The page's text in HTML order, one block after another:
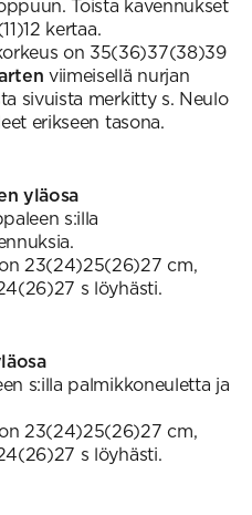
Toista kavennukset
kertaa.
on 35(36)37(38)39
viimeisellä nurjan
sivuista merkitty s. Neulo
erikseen tasona.
yläosa
s:illa
23(24)25(26)27 cm,
s löyhästi.
s:illa palmikkoneuletta ja
23(24)25(26)27 cm,
s löyhästi.